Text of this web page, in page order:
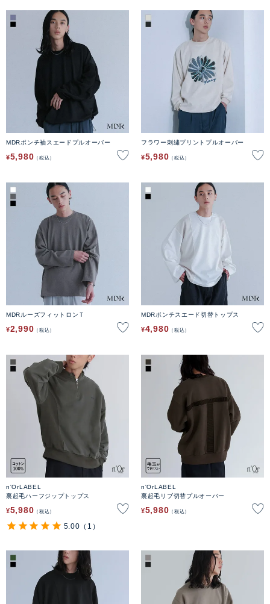
MDRポンチ袖スエードプルオーバー
¥5,980 税込
フラワー刺繍プリントプルオーバー
¥5,980 税込
MDRルーズフィットロンＴ
¥2,990 税込
MDRポンチスエード切替トップス
¥4,980 税込
n'OrLABEL
裏起毛ハーフジップトップス
¥5,980 税込
5.00 （1）
n'OrLABEL
裏起毛リブ切替プルオーバー
¥5,980 税込